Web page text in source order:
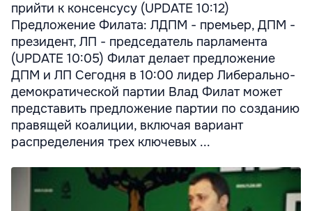
прийти к консенсусу (UPDATE 10:12)
Предложение Филата: ЛДПМ - премьер, ДПМ -
президент, ЛП - председатель парламента
(UPDATE 10:05) Филат делает предложение
ДПМ и ЛП Сегодня в 10:00 лидер Либерально-
демократической партии Влад Филат может
представить предложение партии по созданию
правящей коалиции, включая вариант
распределения трех ключевых ...